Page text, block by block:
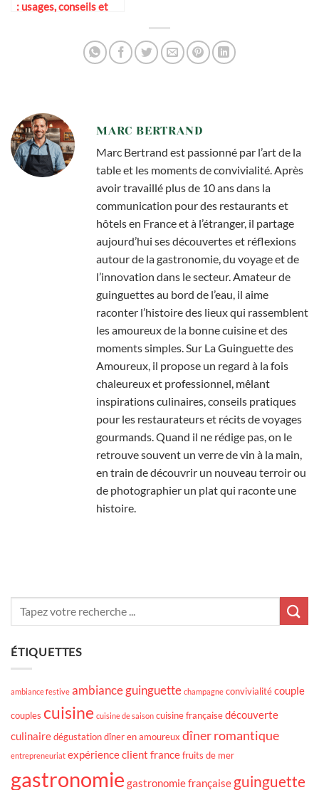
: usages, conseils et
MARC BERTRAND
Marc Bertrand est passionné par l’art de la
table et les moments de convivialité. Après
avoir travaillé plus de 10 ans dans la
communication pour des restaurants et
hôtels en France et à l’étranger, il partage
aujourd’hui ses découvertes et réflexions
autour de la gastronomie, du voyage et de
l’innovation dans le secteur. Amateur de
guinguettes au bord de l’eau, il aime
raconter l’histoire des lieux qui rassemblent
les amoureux de la bonne cuisine et des
moments simples. Sur La Guinguette des
Amoureux, il propose un regard à la fois
chaleureux et professionnel, mêlant
inspirations culinaires, conseils pratiques
pour les restaurateurs et récits de voyages
gourmands. Quand il ne rédige pas, on le
retrouve souvent un verre de vin à la main,
en train de découvrir un nouveau terroir ou
de photographier un plat qui raconte une
histoire.
ÉTIQUETTES
ambiance festive ambiance guinguette champagne convivialitécouple
couples cuisine cuisine de saison cuisine françaisedécouverte
culinairedégustationdîner en amoureux dîner romantique
entrepreneuriat expérience client francefruits de mer
gastronomie gastronomie française guinguette